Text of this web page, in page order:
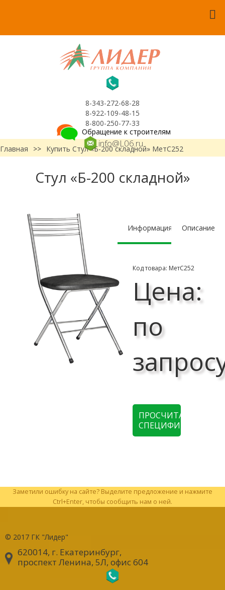
8-343-272-68-28
8-922-109-48-15
8-800-250-77-33
info@L06.ru
Обращение к строителям
Главная
>> Купить Стул «Б-200 складной» МетС252
Стул «Б-200 складной»
Информация Описание
Код товара: МетС252
Цена:
по
ПРОСЧИТАТЬ
СПЕЦИФИКАЦИЮ
Заметили ошибку на сайте? Выделите предложение и нажмите
Ctrl+Enter, чтобы сообщить нам о ней.
© 2017 ГК "Лидер"
620014, г. Екатеринбург,
проспект Ленина, 5Л, офис 604